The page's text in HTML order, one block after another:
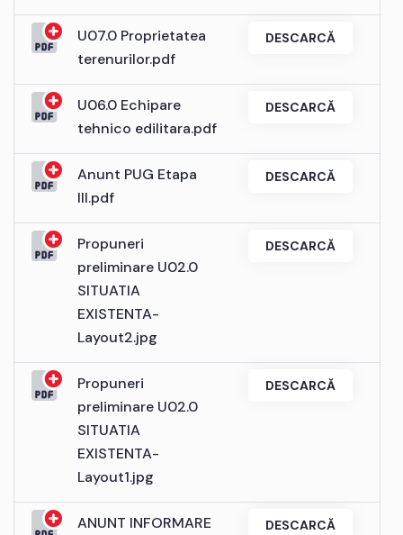
U07.0 Proprietatea
terenurilor.pdf
DESCARCĂ
U06.0 Echipare
tehnico edilitara.pdf
DESCARCĂ
Anunt PUG Etapa
III.pdf
DESCARCĂ
Propuneri
preliminare U02.0
SITUATIA
EXISTENTA-
Layout2.jpg
DESCARCĂ
Propuneri
preliminare U02.0
SITUATIA
EXISTENTA-
Layout1.jpg
DESCARCĂ
ANUNT INFORMARE
DESCARCĂ